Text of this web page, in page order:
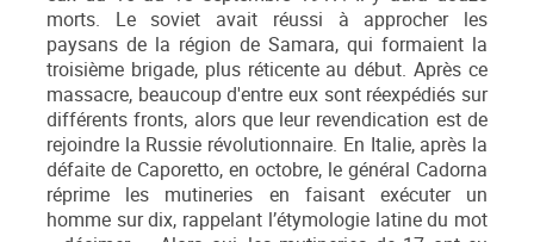
morts. Le soviet avait réussi à approcher les
paysans de la région de Samara, qui formaient la
troisième brigade, plus réticente au début. Après ce
massacre, beaucoup d'entre eux sont réexpédiés sur
différents fronts, alors que leur revendication est de
rejoindre la Russie révolutionnaire. En Italie, après la
défaite de Caporetto, en octobre, le général Cadorna
réprime les mutineries en faisant exécuter un
homme sur dix, rappelant l’étymologie latine du mot